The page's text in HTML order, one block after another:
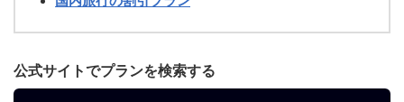
公式サイトでプランを検索する